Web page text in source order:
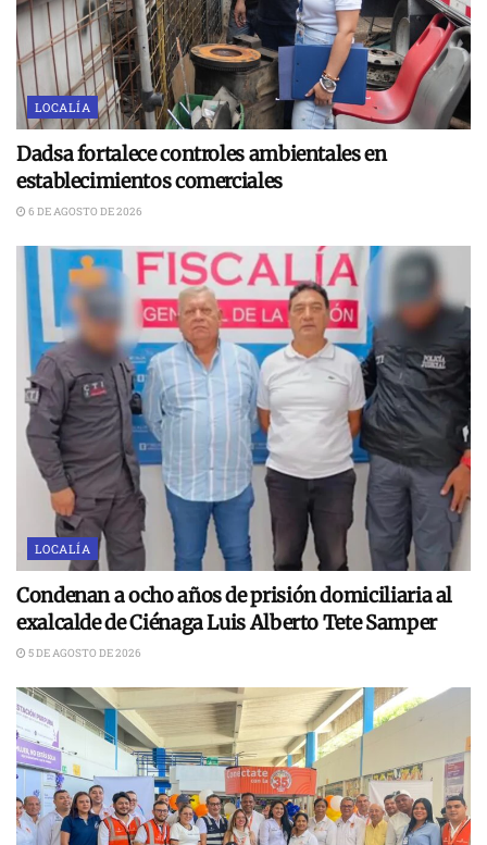
LOCALÍA
Dadsa fortalece controles ambientales en
establecimientos comerciales
6 DE AGOSTO DE 2026
LOCALÍA
Condenan a ocho años de prisión domiciliaria al
exalcalde de Ciénaga Luis Alberto Tete Samper
5 DE AGOSTO DE 2026